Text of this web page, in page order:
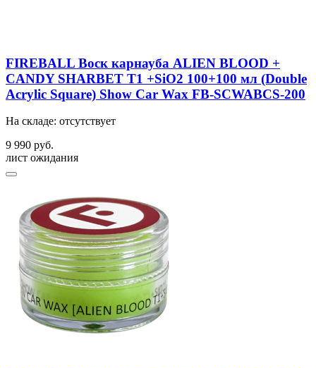
FIREBALL Воск карнауба ALIEN BLOOD +
CANDY SHARBET T1 +SiO2 100+100 мл (Double
Acrylic Square) Show Car Wax FB-SCWABCS-200
На складе: отсутствует
9 990 руб.
лист ожидания